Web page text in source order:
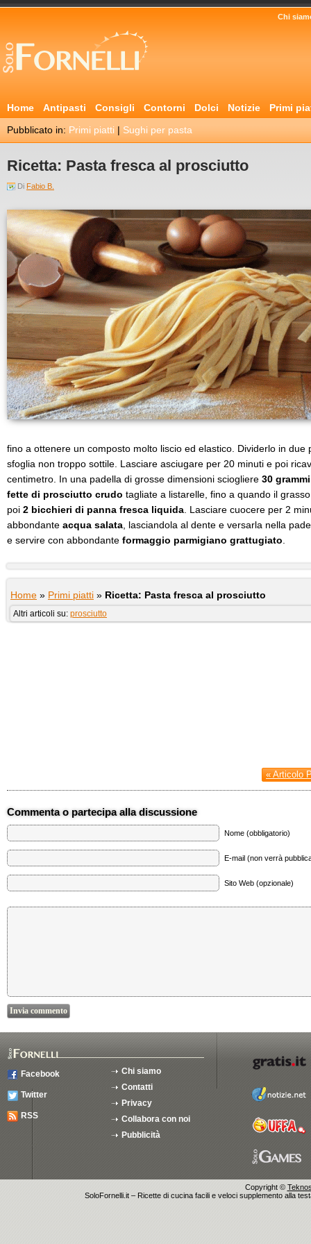
Chi
Home Antipasti Consigli Contorni Dolci Notizie
Primi
Pubblicato in: Primi piatti | Sughi per pasta
Ricetta: Pasta fresca al prosciutto
Di Fabio B.
fino a ottenere un composto molto liscio ed elastico. Dividerlo in
sfoglia non troppo sottile. Lasciare asciugare per 20 minuti e poi
centimetro. In una padella di grosse dimensioni sciogliere 30
fette di prosciutto crudo tagliate a listarelle, fino a quando il
poi 2 bicchieri di panna fresca liquida . Lasciare cuocere per 2
abbondante acqua salata , lasciandola al dente e versarla nella
e servire con abbondante formaggio parmigiano grattugiato
Home » Primi piatti » Ricetta: Pasta fresca al prosciutto
Altri articoli su: prosciutto
« Articolo
Commenta o partecipa alla discussione
Nome (obbligatorio)
E-mail (non verrà
Sito Web (opzionale)
Facebook
Twitter
RSS
Chi siamo
Contatti
Privacy
Collabora con noi
Pubblicità
Copyright ©
SoloFornelli.it – Ricette di cucina facili e veloci supplemento alla